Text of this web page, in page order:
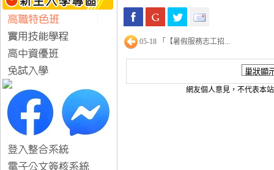
05-18 「【暑假服務志工招...
網友個人意見，不代表本